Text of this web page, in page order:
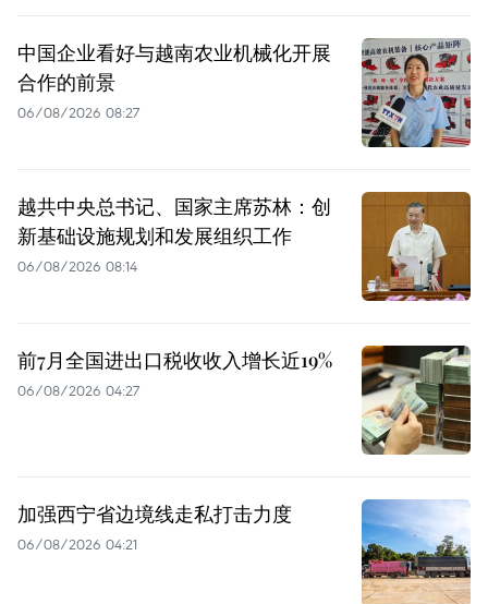
中国企业看好与越南农业机械化开展
合作的前景
06/08/2026 08:27
越共中央总书记、国家主席苏林：创
新基础设施规划和发展组织工作
06/08/2026 08:14
前7月全国进出口税收收入增长近19%
06/08/2026 04:27
加强西宁省边境线走私打击力度
06/08/2026 04:21